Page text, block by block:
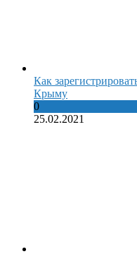
Как
Крыму
0
25.02.2021